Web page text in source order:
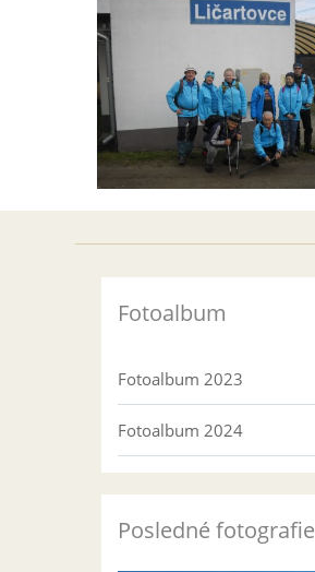
Fotoalbum
Fotoalbum 2023
Fotoalbum 2024
Posledné fotografie